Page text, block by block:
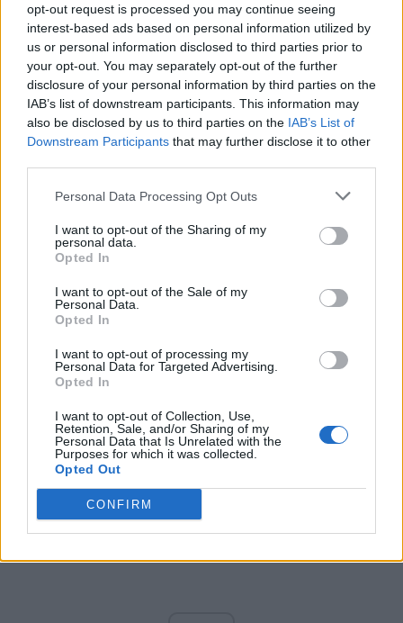
opt-out request is processed you may continue seeing
interest-based ads based on personal information utilized by
us or personal information disclosed to third parties prior to
your opt-out. You may separately opt-out of the further
disclosure of your personal information by third parties on the
IAB’s list of downstream participants. This information may
also be disclosed by us to third parties on the IAB’s List of
Downstream Participants that may further disclose it to other
Personal Data Processing Opt Outs
I want to opt-out of the Sharing of my
personal data.
Opted In
I want to opt-out of the Sale of my
Personal Data.
Opted In
I want to opt-out of processing my
Personal Data for Targeted Advertising.
Opted In
I want to opt-out of Collection, Use,
Retention, Sale, and/or Sharing of my
Personal Data that Is Unrelated with the
Purposes for which it was collected.
Opted Out
CONFIRM
SENS
SOS (Șoșoacă)
POT (Gavrilă)
PACE (Peia)
Acțiunea Conservatoare (Târziu)
PDF (Lazarus)
PUSL (D. Voiculescu)
PNȚCD (Pavelescu)
PNCR (Terheș)
Partidul Patrioților (Surugiu)
România pe Primul Loc (Ponta)
Arhiva sondajelor